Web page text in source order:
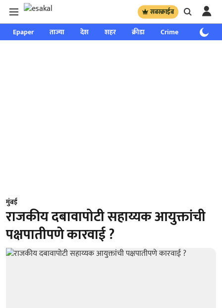
सबस्क्राईब
Epaper ताज्या देश शहर क्रीडा Crime साप्ताहिक
मुंबई
राजकीय दबावापोटी सहाय्यक आयुक्तांची
पक्षपातीपणे कारवाई ?